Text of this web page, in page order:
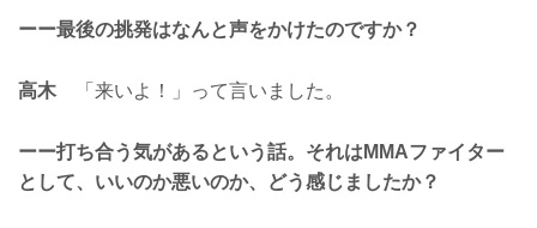
ーー最後の挑発はなんと声をかけたのですか？
高木 「来いよ！」って言いました。
ーー打ち合う気があるという話。それはMMAファイター
として、いいのか悪いのか、どう感じましたか？